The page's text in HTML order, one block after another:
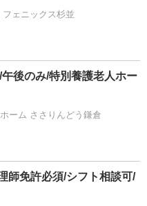
ェニックス杉並
後のみ/特別養護老人ホー
ーム ささりんどう鎌倉
師免許必須/シフト相談可/